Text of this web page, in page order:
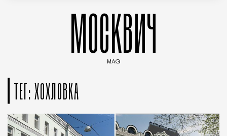
МОСКВИЧ
MAG
ТЕГ: ХОХЛОВКА